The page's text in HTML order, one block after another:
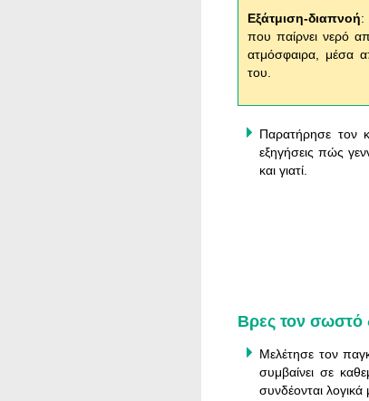
Εξάτμιση-διαπνοή:
που παίρνει νερό
ατμόσφαιρα, μέσα
του.
Παρατήρησε τον
εξηγήσεις πώς
και γιατί.
Βρες τον σωστό
Μελέτησε τον
συμβαίνει σε
συνδέονται λογικά